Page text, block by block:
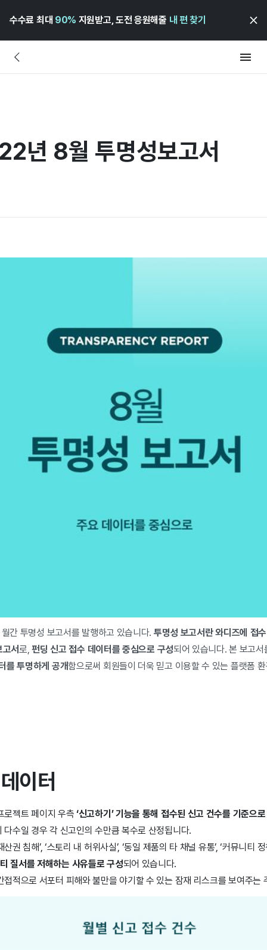
수수료 최대 90% 지원받고, 도전 응원해줄 내 편 찾기
년 8월 투명성보고서
간 투명성 보고서를 발행하고 있습니다. 투명성 보고서란 와디즈에 접
고서로,펀딩 신고 접수 데이터를 중심으로 구성되어 있습니다. 본 보고
를 투명하게 공개함으로써 회원들이 더욱 믿고 이용할 수 있는 플랫폼
이터
로젝트 페이지 우측‘신고하기’ 기능을 통해 접수된 신고 건수를 기준으
다수일 경우 각 신고인의 수만큼 복수로 산정됩니다.
산권 침해’, ‘스토리 내 허위사실’, ‘동일 제품의 타 채널 유통’, ‘커뮤니티
질서를 저해하는 사유들로 구성되어 있습니다.
접적으로 서포터 피해와 불만을 야기할 수 있는 잠재 리스크를 보여주는